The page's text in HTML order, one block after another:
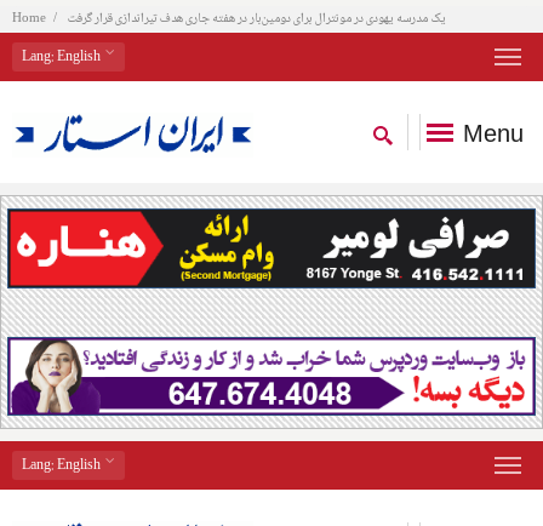
Home یک مدرسه یهودی در مونترال برای دومین‌بار در هفته جاری هدف تیراندازی قرار گرفت
Lang: English
Menu
Lang: English